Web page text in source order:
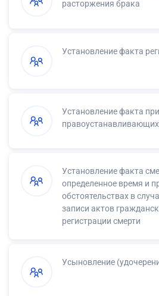
расторжения брака
Установление факта
Установление факта
Установление факта
определенное время и
обстоятельствах в
записи актов
регистрации смерти
Усыновление